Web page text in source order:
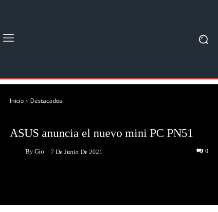
Inicio Destacados
ASUS anuncia el nuevo mini PC PN51
By Gio 7 De Junio De 2021 0